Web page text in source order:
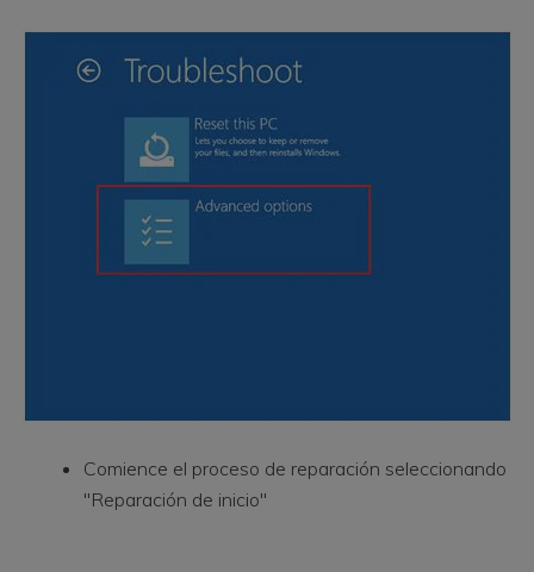
Comience el proceso de reparación seleccionando
"Reparación de inicio"